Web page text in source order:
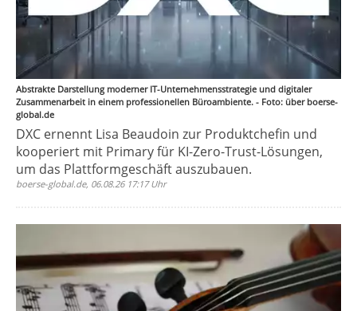
Abstrakte Darstellung moderner IT-Unternehmensstrategie und digitaler
Zusammenarbeit in einem professionellen Büroambiente. - Foto: über boerse-
global.de
DXC ernennt Lisa Beaudoin zur Produktchefin und
kooperiert mit Primary für KI-Zero-Trust-Lösungen,
um das Plattformgeschäft auszubauen.
boerse-global.de, 06.08.26 17:17 Uhr